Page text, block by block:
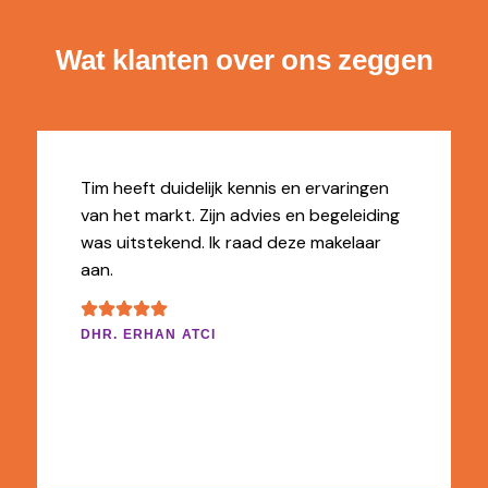
Wat klanten over ons zeggen
Tim heeft duidelijk kennis en ervaringen
van het markt. Zijn advies en begeleiding
was uitstekend. Ik raad deze makelaar
aan.
DHR. ERHAN ATCI